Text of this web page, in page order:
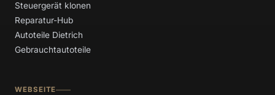
Steuergerät klonen
Reparatur-Hub
Autoteile Dietrich
Gebrauchtautoteile
WEBSEITE